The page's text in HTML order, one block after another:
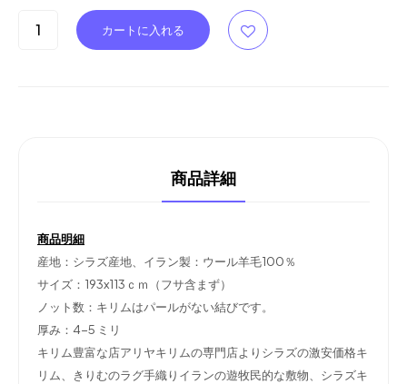
商品詳細
商品明細
産地：シラズ産地、イラン製：ウール羊毛100％
サイズ：193x113ｃｍ（フサ含まず）
ノット数：キリムはパールがない結びです。
厚み：4-5 ミリ
キリム豊富な店アリヤキリムの専門店よりシラズの激安価格キ
リム、きりむのラグ手織りイランの遊牧民的な敷物、シラズキ